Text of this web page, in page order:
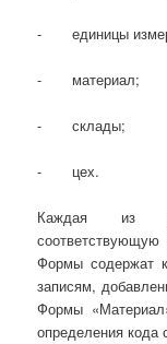
- единицы
- материал;
- склады;
- цех.
Каждая из
Формы содержат
записям,
Формы
определения кода